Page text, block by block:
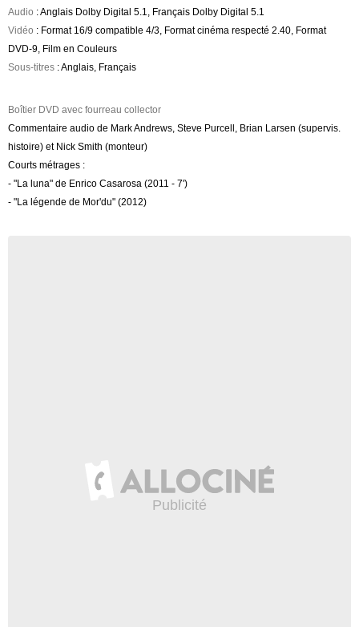
Audio : Anglais Dolby Digital 5.1, Français Dolby Digital 5.1
Vidéo : Format 16/9 compatible 4/3, Format cinéma respecté 2.40, Format
DVD-9, Film en Couleurs
Sous-titres : Anglais, Français
Boîtier DVD avec fourreau collector
Commentaire audio de Mark Andrews, Steve Purcell, Brian Larsen (supervis.
histoire) et Nick Smith (monteur)
Courts métrages :
- "La luna" de Enrico Casarosa (2011 - 7')
- "La légende de Mor'du" (2012)